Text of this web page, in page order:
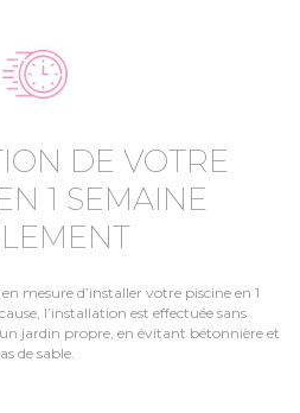
DE VOTRE
1 SEMAINE
mesure d’installer votre piscine en 1
l’installation est effectuée sans
jardin propre, en évitant bétonnière et
de sable.